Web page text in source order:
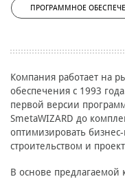
ПРОГРАММНОЕ
Компания работает на
обеспечения с 1993
первой версии
SmetaWIZARD до
оптимизировать
строительством и
В основе предлагаемой